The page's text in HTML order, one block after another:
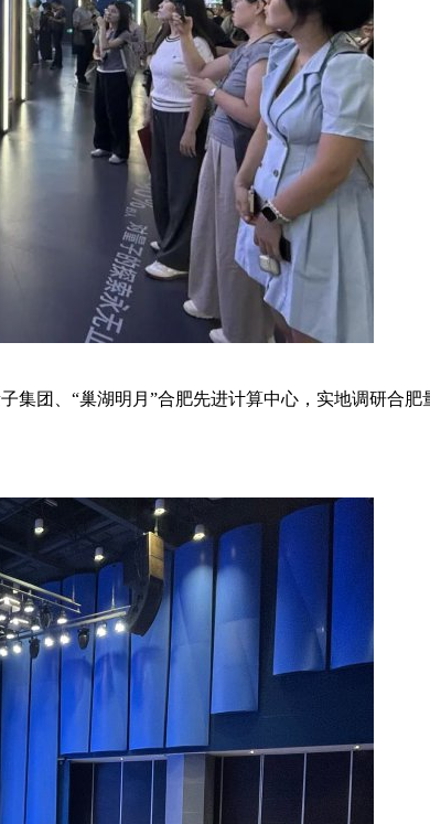
集团、“巢湖明月”合肥先进计算中心，实地调研合